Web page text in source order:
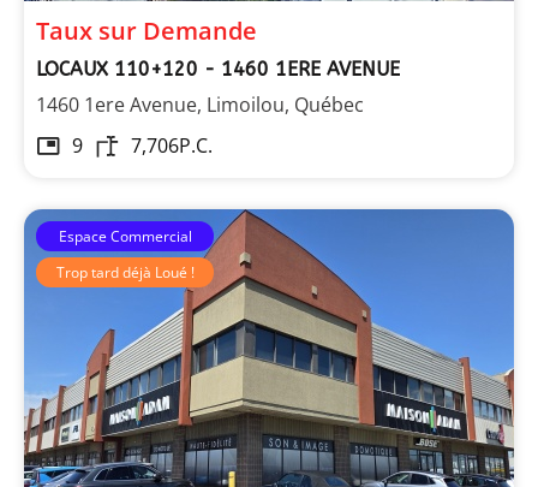
Taux sur Demande
LOCAUX 110+120 - 1460 1ERE AVENUE
1460 1ere Avenue, Limoilou, Québec
9
7,706P.C.
Espace Commercial
Trop tard déjà Loué !
Les Immeubles Dupont